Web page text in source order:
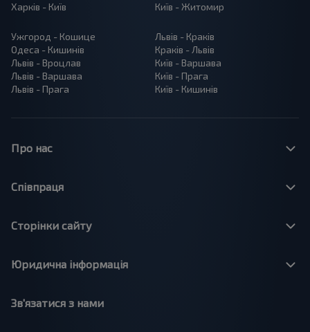
Харків - Київ
Київ - Житомир
Ужгород - Кошице
Одеса - Кишинів
Львів - Вроцлав
Львів - Варшава
Львів - Прага
Львів - Краків
Краків - Львів
Київ - Варшава
Київ - Прага
Київ - Кишинів
Про нас
Співпраця
Сторінки сайту
Юридична інформація
Зв'язатися з нами